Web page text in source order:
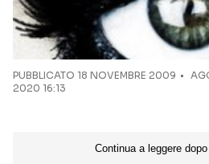
PUBBLICATO 18 NOVEMBRE 2009
2020 16:13